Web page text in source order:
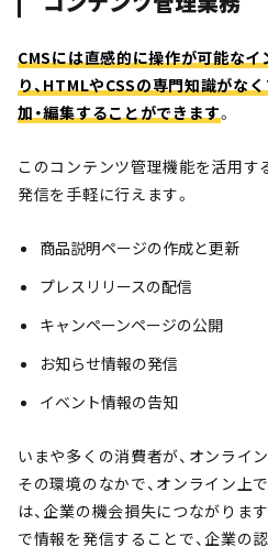
CMSには直感的に操作が可能な
り、HTMLやCSSの専門知識がな
加・編集することができます。
このコンテンツ管理機能を活用す
発信を手軽に行えます。
商品説明ページの作成と更新
プレスリリースの配信
キャンペーンページの公開
お知らせ情報の発信
イベント情報の告知
いまや多くの消費者が、オンライ
その環境のなかで、オンライン上
は、企業の機会損失につながりま
で情報を発信することで、企業の